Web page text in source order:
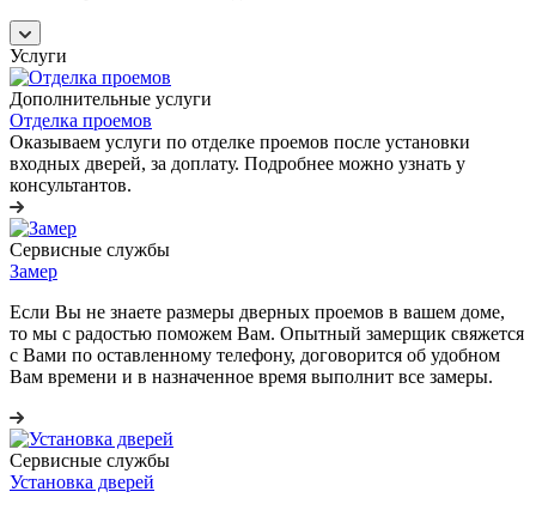
Услуги
Дополнительные услуги
Отделка проемов
Оказываем услуги по отделке проемов после установки
входных дверей, за доплату. Подробнее можно узнать у
консультантов.
Сервисные службы
Замер
Если Вы не знаете размеры дверных проемов в вашем доме,
то мы с радостью поможем Вам. Опытный замерщик свяжется
с Вами по оставленному телефону, договорится об удобном
Вам времени и в назначенное время выполнит все замеры.
Сервисные службы
Установка дверей